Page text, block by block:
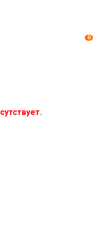
0